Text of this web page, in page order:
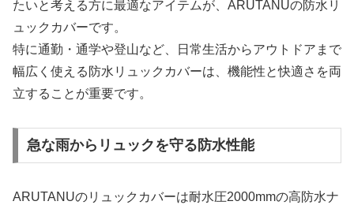
たいと考える方に最適なアイテムが、ARUTANUの防水リ
ュックカバーです。
特に通勤・通学や登山など、日常生活からアウトドアまで
幅広く使える防水リュックカバーは、機能性と快適さを両
立することが重要です。
急な雨からリュックを守る防水性能
ARUTANUのリュックカバーは耐水圧2000mmの高防水ナ